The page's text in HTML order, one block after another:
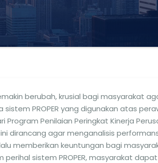
berubah, krusial bagi masyarakat
PROPER yang digunakan atas
Program Penilaian Peringkat Kinerja
ini dirancang agar menganalisis
memberikan keuntungan bagi
sistem PROPER, masyarakat